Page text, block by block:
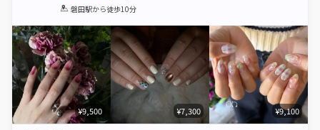
1 2 3 4 5
磐田駅から徒歩10分
¥9,500 ¥7,300 ¥9,100